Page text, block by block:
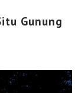
Gunung